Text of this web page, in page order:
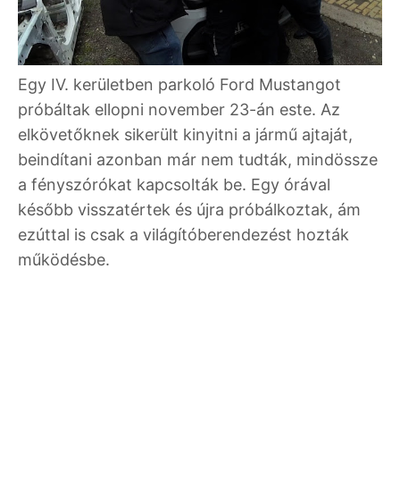
Egy IV. kerületben parkoló Ford Mustangot
próbáltak ellopni november 23-án este. Az
elkövetőknek sikerült kinyitni a jármű ajtaját,
beindítani azonban már nem tudták, mindössze
a fényszórókat kapcsolták be. Egy órával
később visszatértek és újra próbálkoztak, ám
ezúttal is csak a világítóberendezést hozták
működésbe.